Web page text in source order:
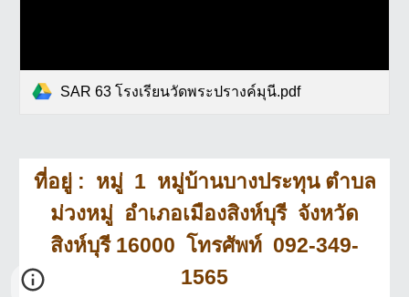
SAR 63 โรงเรียนวัดพระปรางค์มุนี.pdf
ที่อยู่ : หมู่ 1 หมู่บ้านบางประทุน ตำบล
ม่วงหมู่ อำเภอเมืองสิงห์บุรี จังหวัด
สิงห์บุรี 16000 โทรศัพท์ 092-349-
1565